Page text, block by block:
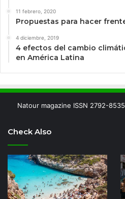
11 febrero, 2020
Propuestas para hacer
4 diciembre, 2019
4 efectos del cambio
en América Latina
Natour magazine ISSN 2792-
Check Also